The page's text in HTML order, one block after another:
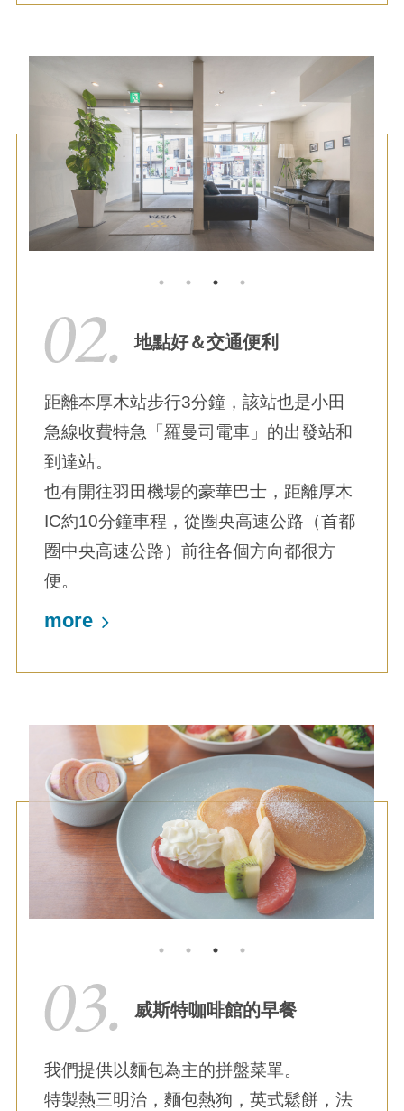
地點好＆交通便利
距離本厚木站步行3分鐘，該站也是小田
急線收費特急「羅曼司電車」的出發站和
到達站。
也有開往羽田機場的豪華巴士，距離厚木
IC約10分鐘車程，從圈央高速公路（首都
圈中央高速公路）前往各個方向都很方
便。
more
威斯特咖啡館的早餐
我們提供以麵包為主的拼盤菜單。
特製熱三明治，麵包熱狗，英式鬆餅，法